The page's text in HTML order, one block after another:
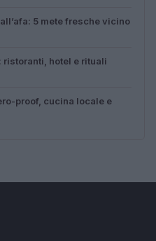
5 mete fresche vicino
ristoranti, hotel e rituali
proof, cucina locale e